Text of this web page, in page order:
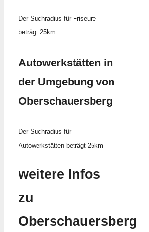
Der Suchradius für Friseure
beträgt 25km
Autowerkstätten in
der Umgebung von
Oberschauersberg
Der Suchradius für
Autowerkstätten beträgt 25km
weitere Infos
zu
Oberschauersberg